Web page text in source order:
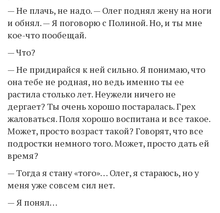
— Не плачь, не надо. — Олег поднял жену на ноги
и обнял. — Я поговорю с Полиной. Но, и ты мне
кое-что пообещай.
— Что?
— Не придирайся к ней сильно. Я понимаю, что
она тебе не родная, но ведь именно ты ее
растила столько лет. Неужели ничего не
дергает? Ты очень хорошо постаралась. Грех
жаловаться. Поля хорошо воспитана и все такое.
Может, просто возраст такой? Говорят, что все
подростки немного того. Может, просто дать ей
время?
— Тогда я стану «того»… Олег, я стараюсь, но у
меня уже совсем сил нет.
— Я понял…